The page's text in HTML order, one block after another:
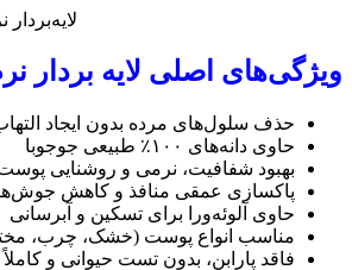
لایه‌بردار
ویژگی‌های اصلی لایه‌ بردار
حذف سلول‌های مرده بدون ایجاد
حاوی دانه‌های ۱۰۰٪ طبیعی جوجوبا
بهبود شفافیت، نرمی و روشنایی
پاکسازی عمقی منافذ و کاهش
حاوی آلوئه‌ورا برای تسکین و آبرسانی
مناسب انواع پوست (خشک، چرب،
فاقد پارابن، بدون تست حیوانی و کاملاً